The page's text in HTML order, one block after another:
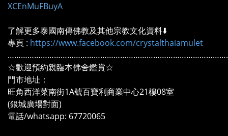
XCEnMuFBuyA
了解更多泰國南傳佛教及其他宗教文化資料⬇️
專頁 : https://www.facebook.com/crystalthaiamulet
☆歡迎預約親臨本佛舍鑑賞☆
門市地址：
旺角西洋菜南街1A號百寶利商業中心21樓08室
(銀城廣場對面)
電話/whatsapp: 67720065